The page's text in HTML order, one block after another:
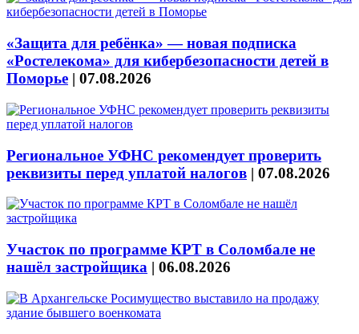
«Защита для ребёнка» — новая подписка
«Ростелекома» для кибербезопасности детей в
Поморье | 07.08.2026
Региональное УФНС рекомендует проверить
реквизиты перед уплатой налогов | 07.08.2026
Участок по программе КРТ в Соломбале не
нашёл застройщика | 06.08.2026